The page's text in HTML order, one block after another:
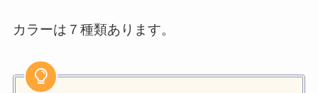
カラーは７種類あります。